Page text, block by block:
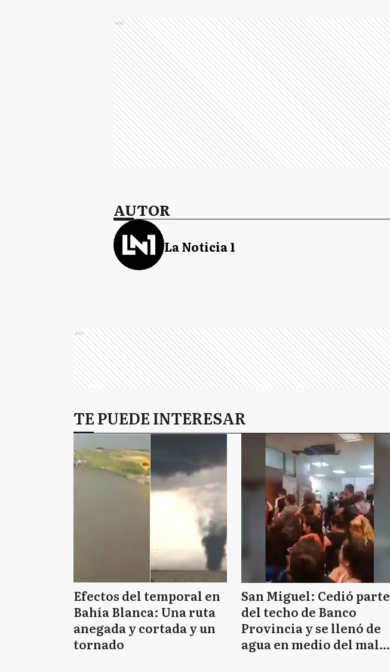
Ads
AUTOR
La Noticia 1
Ads
TE PUEDE INTERESAR
Efectos del temporal en
Bahía Blanca: Una ruta
anegada y cortada y un
tornado
San Miguel: Cedió parte
del techo de Banco
Provincia y se llenó de
agua en medio del mal